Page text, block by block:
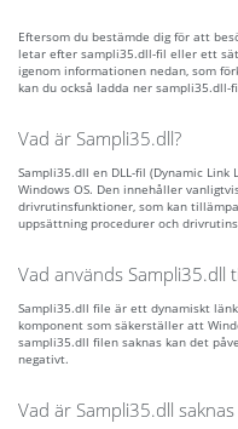
Eftersom du bestämde dig för att
letar efter sampli35.dll-fil eller ett
igenom informationen nedan, som
kan du också ladda ner sampli35.dll-
Vad är Sampli35.dll?
Sampli35.dll en DLL-fil (Dynamic
Windows OS. Den innehåller
drivrutinsfunktioner, som kan
uppsättning procedurer och
Vad används Sampli35.dll
Sampli35.dll file är ett dynamiskt
komponent som säkerställer att
sampli35.dll filen saknas kan det
negativt.
Vad är Sampli35.dll